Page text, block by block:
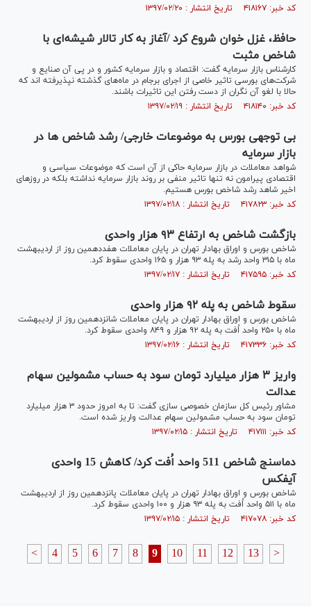
کد خبر: ۴۱۸۱۶۷ تاریخ انتشار : ۱۳۹۷/۰۲/۲۰
حافظ، غزل خوان شروع کرد /آغاز به کار تالار شیشه‌ای با
شاخص مثبت
کارشناس بازار سرمایه گفت: اقتصاد و بازار سرمایه کشور و در پی آن صنایع و
شرکت‌های بورسی تاثیر خاصی از اجرای برجام در ماه‌های گذشته نپذیرفته اند که
حالا با لغو آن نگران از دست رفتن این تاثیرات باشند.
کد خبر: ۴۱۸۱۴۰ تاریخ انتشار : ۱۳۹۷/۰۲/۱۹
بی توجهی بورس به موضوعات خارجی/ رشد شاخص ها در
بازار سرمایه
شواهد معاملات در بازار سرمایه حاکی از آن است که موضوعات سیاسی و
اقتصادی پیرامون نه تنها تاثیر منفی بر روند بازار سرمایه نداشته بلکه در روزهای
اخیر شاهد رشد شاخص بورس هستیم.
کد خبر: ۴۱۷۸۲۳ تاریخ انتشار : ۱۳۹۷/۰۲/۱۸
بازگشت شاخص به ارتفاع ۹۳ هزار واحدی
شاخص بورس و اوراق بهادار تهران در پایان معاملات هفددهمین روز از اردیبهشت
ماه با ۳۱۵ واحد رشد به پله ۹۳ هزار و ۱۶۵ واحدی سقوط کرد.
کد خبر: ۴۱۷۵۹۵ تاریخ انتشار : ۱۳۹۷/۰۲/۱۷
سقوط شاخص به پله ۹۲ هزار واحدی
شاخص بورس و اوراق بهادار تهران در پایان معاملات شانزدهمین روز از اردیبهشت
ماه با ۲۵۰ واحد اُفت به پله ۹۲ هزار و ۸۴۹ واحدی سقوط کرد.
کد خبر: ۴۱۷۳۳۶ تاریخ انتشار : ۱۳۹۷/۰۲/۱۶
واریز ۳ هزار میلیارد تومان سود به حساب مشمولین سهام
عدالت
مشاور رئیس کل سازمان خصوصی سازی گفت: تا به امروز حدود ۳ هزار میلیارد
تومان سود به حساب مشمولین سهام عدالت واریز شده است.
کد خبر: ۴۱۷۱۱۱ تاریخ انتشار : ۱۳۹۷/۰۲/۱۵
دماسنج شاخص 511 واحد اُفت کرد/ کاهش 15 واحدی
آیفکس
شاخص بورس و اوراق بهادار تهران در پایان معاملات پانزدهمین روز از اردیبهشت
ماه با ۵۱۱ واحد اُفت به پله ۹۳ هزار و ۱۰۰ واحدی سقوط کرد.
کد خبر: ۴۱۷۰۷۸ تاریخ انتشار : ۱۳۹۷/۰۲/۱۵
< 4 5 6 7 8 9 10 11 12 13 >